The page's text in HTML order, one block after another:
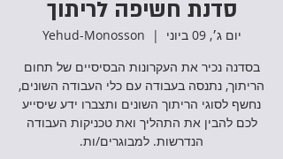
סדנת חשיפה לריתוך
יום ג׳, 09 ביוני
  |
Yehud-Monosson
בסדנה נכיר את העקרונות הבסיסיים של תחום
הריתוך, נתנסה בעבודה עם כלי העבודה השונים,
נחשף לסוגי הריתוך השונים ותצברו ידע שיסייע
לכם להבין את התהליך ואת טכניקות העבודה
הנדרשות. למבוגרים/ות.